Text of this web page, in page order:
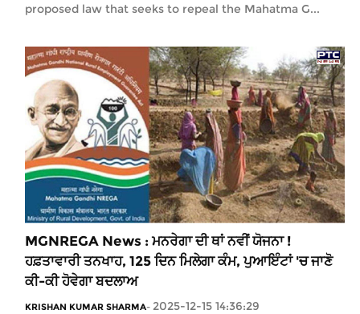
proposed law that seeks to repeal the Mahatma G...
MGNREGA News : ਮਨਰੇਗਾ ਦੀ ਥਾਂ ਨਵੀਂ ਯੋਜਨਾ !
ਹਫ਼ਤਾਵਾਰੀ ਤਨਖਾਹ, 125 ਦਿਨ ਮਿਲੇਗਾ ਕੰਮ, ਪੁਆਇੰਟਾਂ 'ਚ ਜਾਣੋ
ਕੀ-ਕੀ ਹੋਵੇਗਾ ਬਦਲਾਅ
KRISHAN KUMAR SHARMA- 2025-12-15 14:36:29